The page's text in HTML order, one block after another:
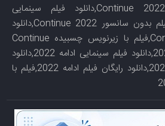
دانلود فیلم Continue 2022,دانلود فیلم سینمایی
Continue 2022,دانلود فیلم بدون سانسور Continue 2022,دانلود
رایگان فیلم Continue 2022,فیلم با زیرنویس چسبیده Continue
2022,دانلود فیلم ادامه 2022,دانلود فیلم سینمایی ادامه 2022,دانلود
فیلم بدون سانسور ادامه 2022,دانلود رایگان فیلم ادامه 2022,فیلم با